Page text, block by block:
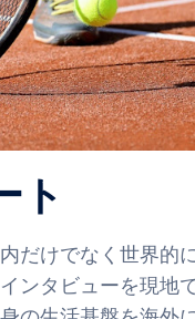
ト
だけでなく世界的
ンタビューを現地